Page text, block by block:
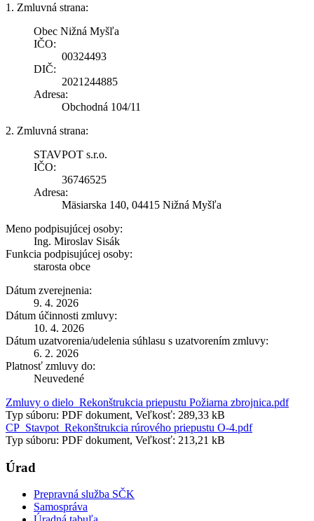
1. Zmluvná strana:
Obec Nižná Myšľa
IČO:
00324493
DIČ:
2021244885
Adresa:
Obchodná 104/11
2. Zmluvná strana:
STAVPOT s.r.o.
IČO:
36746525
Adresa:
Mäsiarska 140, 04415 Nižná Myšľa
Meno podpisujúcej osoby:
Ing. Miroslav Sisák
Funkcia podpisujúcej osoby:
starosta obce
Dátum zverejnenia:
9. 4. 2026
Dátum účinnosti zmluvy:
10. 4. 2026
Dátum uzatvorenia/udelenia súhlasu s uzatvorením zmluvy:
6. 2. 2026
Platnosť zmluvy do:
Neuvedené
Zmluvy o dielo_Rekonštrukcia priepustu Požiarna zbrojnica.pdf
Typ súboru: PDF dokument, Veľkosť: 289,33 kB
CP_Stavpot_Rekonštrukcia rúrového priepustu O-4.pdf
Typ súboru: PDF dokument, Veľkosť: 213,21 kB
Úrad
Prepravná služba SČK
Samospráva